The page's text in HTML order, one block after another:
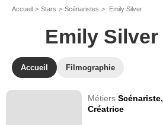
Accueil Stars Scénaristes Emily Silver
Emily Silver
Accueil Filmographie
MétiersScénariste,
Créatrice